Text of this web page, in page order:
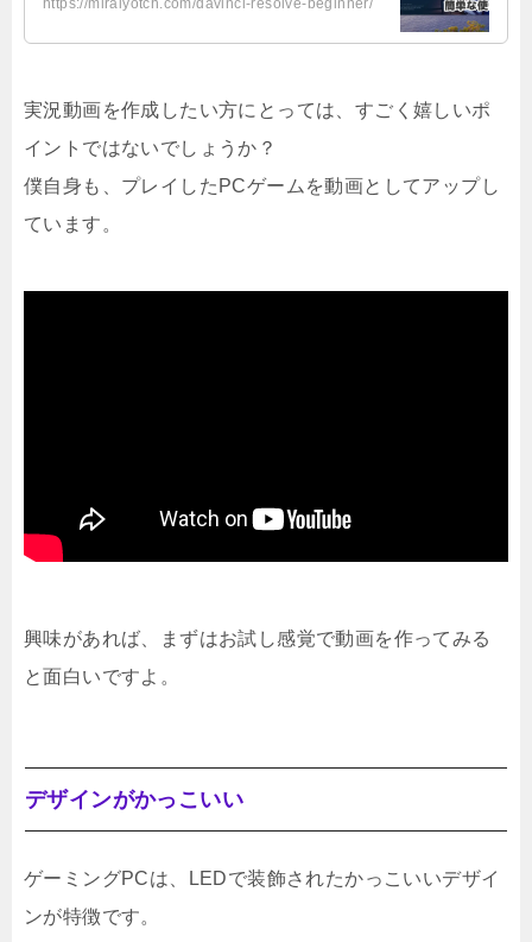
https://miraiyotch.com/davinci-resolve-beginner/
実況動画を作成したい方にとっては、すごく嬉しいポ
イントではないでしょうか？
僕自身も、プレイしたPCゲームを動画としてアップし
ています。
興味があれば、まずはお試し感覚で動画を作ってみる
と面白いですよ。
デザインがかっこいい
ゲーミングPCは、LEDで装飾されたかっこいいデザイ
ンが特徴です。